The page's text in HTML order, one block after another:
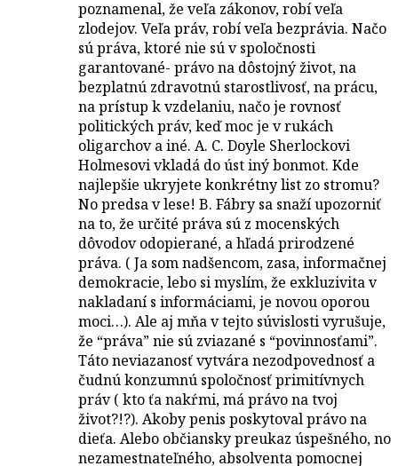
poznamenal, že veľa zákonov, robí veľa
zlodejov. Veľa práv, robí veľa bezprávia. Načo
sú práva, ktoré nie sú v spoločnosti
garantované- právo na dôstojný život, na
bezplatnú zdravotnú starostlivosť, na prácu,
na prístup k vzdelaniu, načo je rovnosť
politických práv, keď moc je v rukách
oligarchov a iné. A. C. Doyle Sherlockovi
Holmesovi vkladá do úst iný bonmot. Kde
najlepšie ukryjete konkrétny list zo stromu?
No predsa v lese! B. Fábry sa snaží upozorniť
na to, že určité práva sú z mocenských
dôvodov odopierané, a hľadá prirodzené
práva. ( Ja som nadšencom, zasa, informačnej
demokracie, lebo si myslím, že exkluzivita v
nakladaní s informáciami, je novou oporou
moci…). Ale aj mňa v tejto súvislosti vyrušuje,
že “práva” nie sú zviazané s “povinnosťami”.
Táto neviazanosť vytvára nezodpovednosť a
čudnú konzumnú spoločnosť primitívnych
práv ( kto ťa nakŕmi, má právo na tvoj
život?!?). Akoby penis poskytoval právo na
dieťa. Alebo občiansky preukaz úspešného, no
nezamestnateľného, absolventa pomocnej